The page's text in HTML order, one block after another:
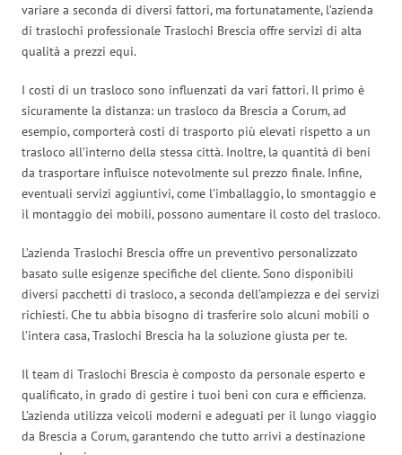
variare a seconda di diversi fattori, ma fortunatamente, l’azienda
di traslochi professionale Traslochi Brescia offre servizi di alta
qualità a prezzi equi.
I costi di un trasloco sono influenzati da vari fattori. Il primo è
sicuramente la distanza: un trasloco da Brescia a Corum, ad
esempio, comporterà costi di trasporto più elevati rispetto a un
trasloco all’interno della stessa città. Inoltre, la quantità di beni
da trasportare influisce notevolmente sul prezzo finale. Infine,
eventuali servizi aggiuntivi, come l’imballaggio, lo smontaggio e
il montaggio dei mobili, possono aumentare il costo del trasloco.
L’azienda Traslochi Brescia offre un preventivo personalizzato
basato sulle esigenze specifiche del cliente. Sono disponibili
diversi pacchetti di trasloco, a seconda dell’ampiezza e dei servizi
richiesti. Che tu abbia bisogno di trasferire solo alcuni mobili o
l’intera casa, Traslochi Brescia ha la soluzione giusta per te.
Il team di Traslochi Brescia è composto da personale esperto e
qualificato, in grado di gestire i tuoi beni con cura e efficienza.
L’azienda utilizza veicoli moderni e adeguati per il lungo viaggio
da Brescia a Corum, garantendo che tutto arrivi a destinazione